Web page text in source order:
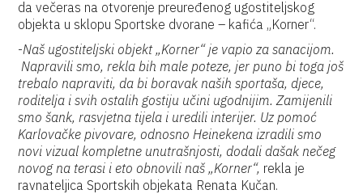
da večeras na otvorenje preuređenog ugostiteljskog
objekta u sklopu Sportske dvorane – kafića „Korner“.
-Naš ugostiteljski objekt „Korner“ je vapio za sanacijom.
Napravili smo, rekla bih male poteze, jer puno bi toga još
trebalo napraviti, da bi boravak naših sportaša, djece,
roditelja i svih ostalih gostiju učini ugodnijim. Zamijenili
smo šank, rasvjetna tijela i uredili interijer. Uz pomoć
Karlovačke pivovare, odnosno Heinekena izradili smo
novi vizual kompletne unutrašnjosti, dodali dašak nečeg
novog na terasi i eto obnovili naš „Korner“, rekla je
ravnateljica Sportskih objekata Renata Kučan.